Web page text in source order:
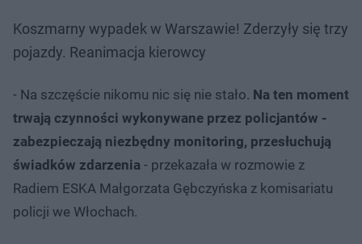
Koszmarny wypadek w Warszawie! Zderzyły się trzy
pojazdy. Reanimacja kierowcy
- Na szczęście nikomu nic się nie stało. Na ten moment
trwają czynności wykonywane przez policjantów -
zabezpieczają niezbędny monitoring, przesłuchują
świadków zdarzenia - przekazała w rozmowie z
Radiem ESKA Małgorzata Gębczyńska z komisariatu
policji we Włochach.